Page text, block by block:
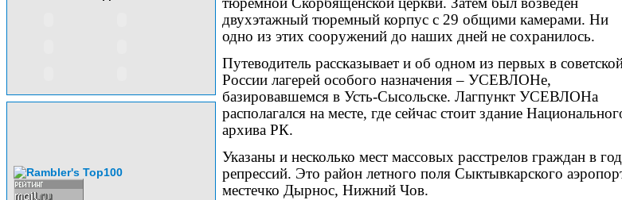
двухэтажный тюремный корпус с 29 общими камерами. Ни
одно из этих сооружений до наших дней не сохранилось.
Путеводитель рассказывает и об одном из первых в
России лагерей особого назначения – УСЕВЛОНе,
базировавшемся в Усть-Сысольске. Лагпункт УСЕВЛОНа
располагался на месте, где сейчас стоит здание
архива РК.
Указаны и несколько мест массовых расстрелов граждан в
репрессий. Это район летного поля Сыктывкарского
местечко Дырнос, Нижний Чов.